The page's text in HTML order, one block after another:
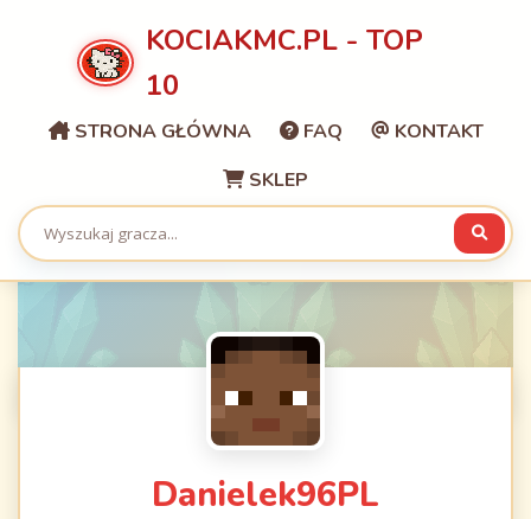
KOCIAKMC.PL - TOP
10
STRONA GŁÓWNA FAQ
KONTAKT
SKLEP
Danielek96PL